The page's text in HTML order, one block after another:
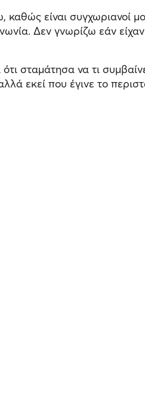
καθώς είναι συγχωριανοί
Δεν γνωρίζω εάν
σταμάτησα να τι
εκεί που έγινε το